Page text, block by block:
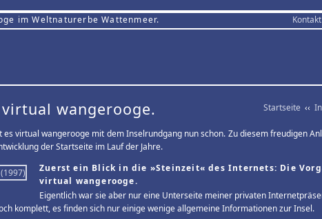
im Weltnaturerbe Wattenmeer. Kontakt
Startseite ‹‹
virtual wangerooge.
es virtual wangerooge mit dem Inselrundgang nun schon. Zu diesem freudigen
der Startseite im Lauf der Jahre.
Zuerst ein Blick in die »Steinzeit« des Internets: Die
virtual wangerooge.
Eigentlich war sie aber nur eine Unterseite meiner privaten
komplett, es finden sich nur einige wenige allgemeine Informationen zur Insel.